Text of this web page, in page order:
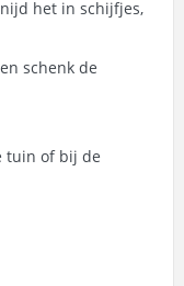
het in schijfjes,
schenk de
tuin of bij de